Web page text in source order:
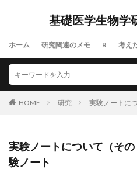
基礎医学生物学
ホーム 研究関連のメモ R 考え
HOME 研究 実験ノートに
実験ノートについて（そ
験ノート